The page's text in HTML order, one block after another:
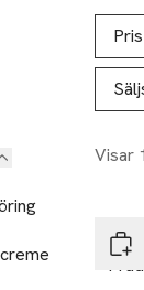
Pris
Visar
Lista